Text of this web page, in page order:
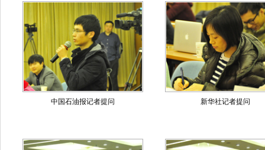
中国石油报记者提问 新华社记者提问